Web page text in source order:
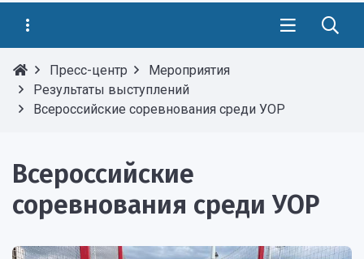
Пресс-центр
Мероприятия
Результаты выступлений
Всероссийские соревнования среди УОР
Всероссийские
соревнования среди УОР